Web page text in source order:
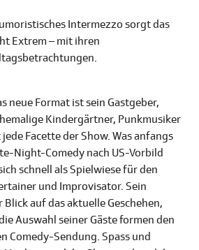
Intermezzo sorgt das
Extrem – mit ihren
neue Format ist sein Gastgeber,
Kindergärtner, Punkmusiker
Facette der Show. Was anfangs
Night-Comedy nach US-Vorbild
schnell als Spielwiese für den
und Improvisator. Sein
auf das aktuelle Geschehen,
Auswahl seiner Gäste formen den
Comedy-Sendung. Spass und